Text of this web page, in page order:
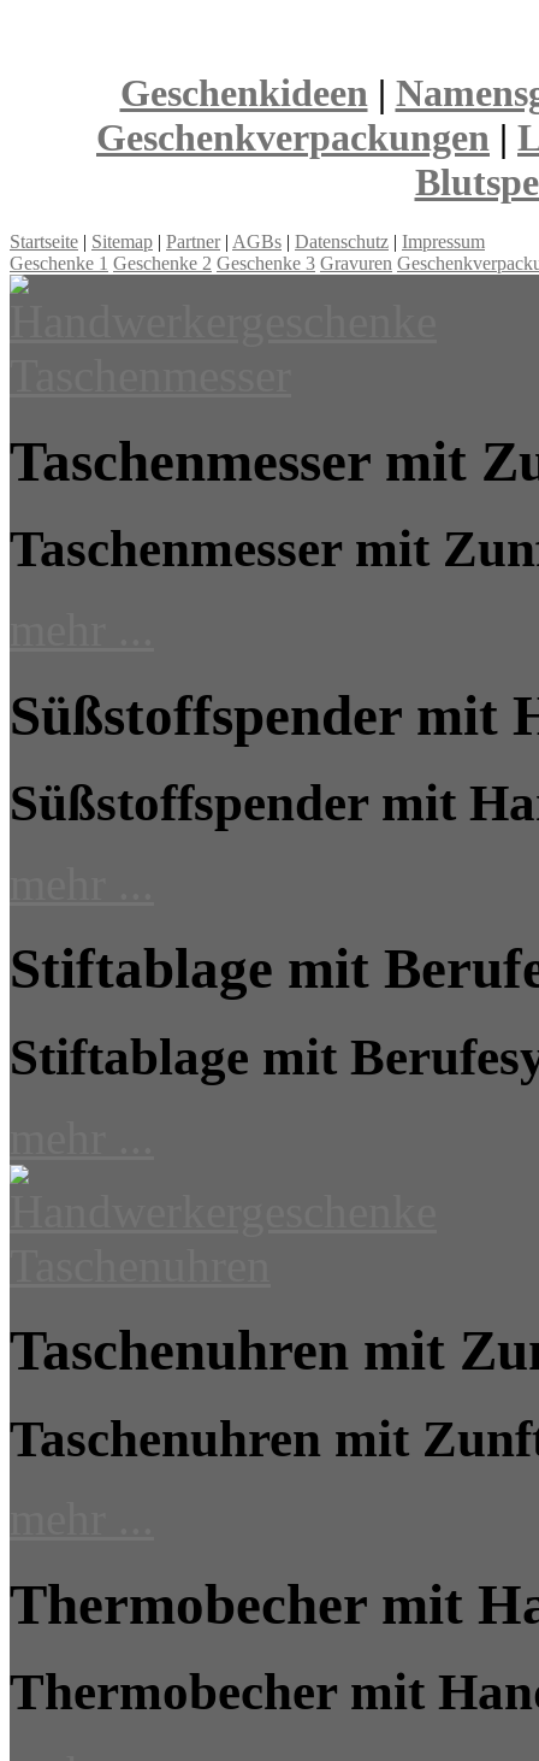
Geschenkideen |
Geschenkverpackungen |
Startseite | Sitemap | Partner| AGBs | Datenschutz | Impressum
Geschenke 1 Geschenke 2 Geschenke 3 Gravuren
Taschenmesser mit
Taschenmesser mit
Süßstoffspender mit
Süßstoffspender mit
Stiftablage mit
Stiftablage mit
Taschenuhren mit
Taschenuhren mit
Thermobecher mit
Thermobecher mit